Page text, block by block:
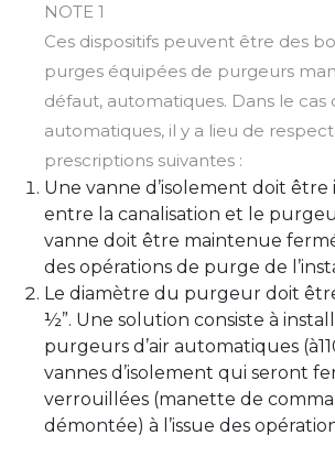
NOTE 1
Ces dispositifs peuvent être des
purges équipées de purgeurs
défaut, automatiques. Dans le cas
automatiques, il y a lieu de
prescriptions suivantes :
Une vanne d’isolement doit
entre la canalisation et le
vanne doit être maintenue
des opérations de purge de
Le diamètre du purgeur doit
½”. Une solution consiste à
purgeurs d’air automatiques
vannes d’isolement qui seront
verrouillées (manette de
démontée) à l’issue des